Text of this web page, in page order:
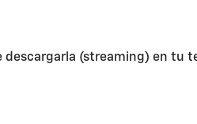
descargarla (streaming) en tu